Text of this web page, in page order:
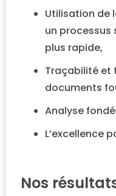
Utilisation de
un processus
plus rapide,
Traçabilité et
documents
Analyse
L’excellence
Nos